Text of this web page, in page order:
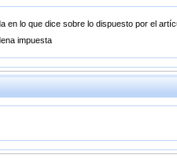
lo que dice sobre lo dispuesto por el
impuesta